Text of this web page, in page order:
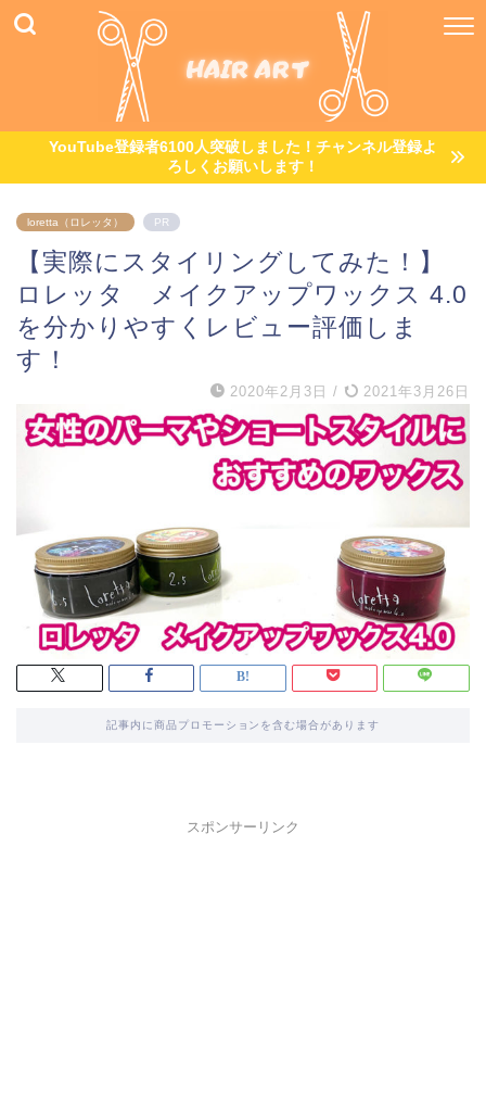
YouTube登録者6100人突破しました！チャンネル登録よ
ろしくお願いします！
loretta（ロレッタ） PR
【実際にスタイリングしてみた！】
ロレッタ メイクアップワックス 4.0
を分かりやすくレビュー評価しま
す！
2020年2月3日 / 2021年3月26日
記事内に商品プロモーションを含む場合があります
スポンサーリンク